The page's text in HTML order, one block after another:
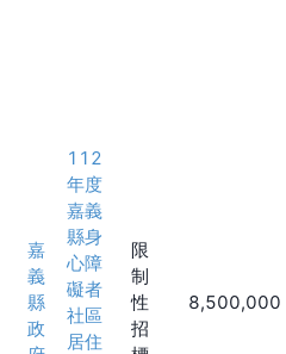
嘉
義
縣
政
112
年度
嘉義
縣身
心障
礙者
社區
居住
限
制
性
招
8,500,000